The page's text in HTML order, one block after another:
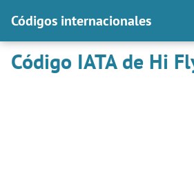
Códigos internacionales
Código IATA de Hi